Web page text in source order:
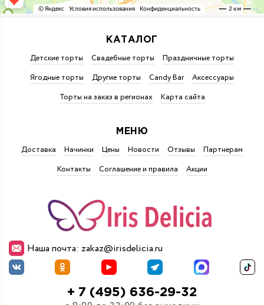
Наша почта: zakaz@irisdelicia.ru
+ 7 (495) 636-29-32
КАТАЛОГ
Детские торты Свадебные торты
Праздничные торты
Ягодные торты
Другие торты Candy Bar
Аксессуары
Торты на заказ в регионах
Карта сайта
МЕНЮ
Доставка Начинки Цены Новости Отзывы
Партнерам
Контакты
Соглашение и правила Акции